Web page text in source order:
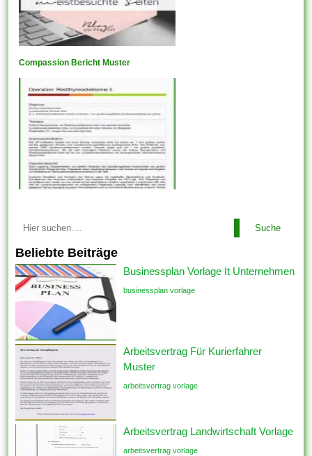
Compassion Bericht Muster
Suche
Beliebte Beiträge
Businessplan Vorlage It Unternehmen
businessplan vorlage
Arbeitsvertrag Für Kurierfahrer
Muster
arbeitsvertrag vorlage
Arbeitsvertrag Landwirtschaft Vorlage
arbeitsvertrag vorlage